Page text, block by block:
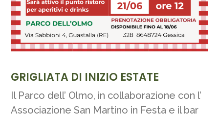
GRIGLIATA DI INIZIO ESTATE
Il Parco dell’ Olmo, in collaborazione con l’
Associazione San Martino in Festa e il bar